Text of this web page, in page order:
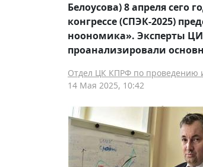
Белоусова) 8 апреля
конгрессе (СПЭК-2025)
ноономика». Эксперты
проанализировали
Отдел ЦК КПРФ по проведению
14 Мая 2025, 10:42